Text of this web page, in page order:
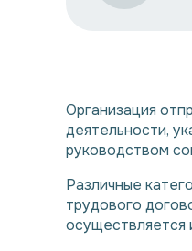
Организация
деятельности,
руководством
Различные
трудового
осуществляется